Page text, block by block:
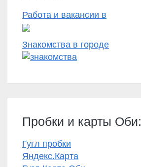
Работа и вакансии в
Знакомства в городе
Пробки и карты Оби:
Гугл пробки
Яндекс.Карта